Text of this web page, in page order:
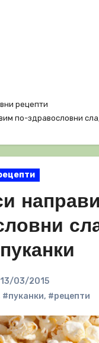
рецепти
по-здравословни
13/03/2015
#пуканки, #рецепти